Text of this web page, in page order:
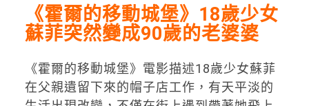
《霍爾的移動城堡》18歲少女
蘇菲突然變成90歲的老婆婆
《霍爾的移動城堡》電影描述18歲少女蘇菲
在父親遺留下來的帽子店工作，有天平淡的